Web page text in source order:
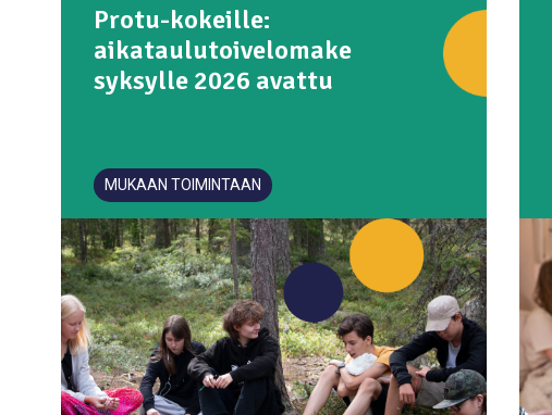
Protu-kokeille:
aikataulutoivelomake
syksylle 2026 avattu
MUKAAN TOIMINTAAN